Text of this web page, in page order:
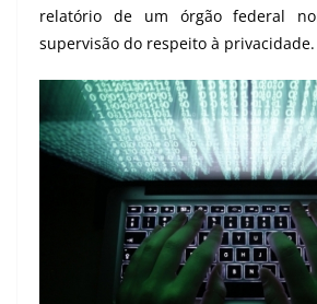
relatório de um órgão federal
supervisão do respeito à privacidade.